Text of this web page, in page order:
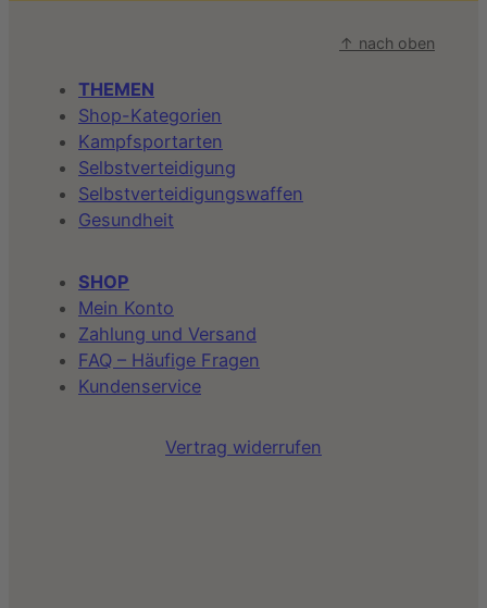
↑ nach oben
THEMEN
Shop-Kategorien
Kampfsportarten
Selbstverteidigung
Selbstverteidigungswaffen
Gesundheit
SHOP
Mein Konto
Zahlung und Versand
FAQ – Häufige Fragen
Kundenservice
Vertrag widerrufen